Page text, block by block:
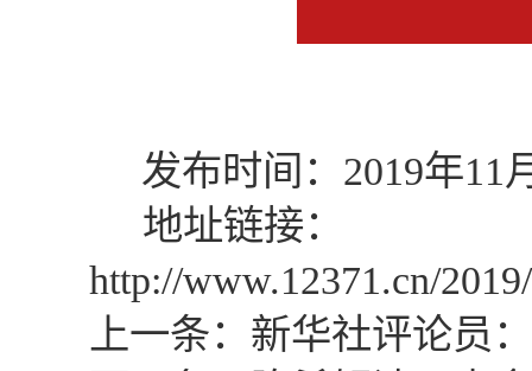
发布时间：2019年11
地址链接：
http://www.12371.cn/
上一条： 新华社评论员